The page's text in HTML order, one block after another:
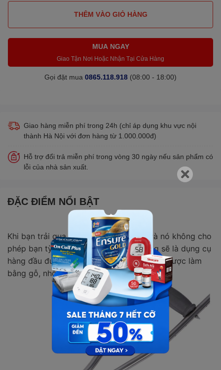
THÊM VÀO GIỎ HÀNG
MUA NGAY
Giao Tận Nơi Hoặc Nhận Tại Cửa Hàng
Gọi đặt mua 0865.118.918 (08:00 - 18:00)
Giao hàng miễn phí trong 24h (chỉ áp dụng khu vực nội
thành Hà Nội với đơn hàng từ 1.000.000đ)
Hỗ trợ đổi trả miễn phí trong vòng 30 ngày nếu sản phẩm có
lỗi của nhà sản xuất.
ĐẶC ĐIỂM NỔI BẬT
Khi bạn trải qua một cuộc phẫu thuật và nó không cho
phép bạn tỳ chân khi di chuyển, thì nạng sẽ là dụng cụ
hàng đầu được khuyên dùng. Nạng có thể được làm
bằng gỗ, nhôm hoặc inox.